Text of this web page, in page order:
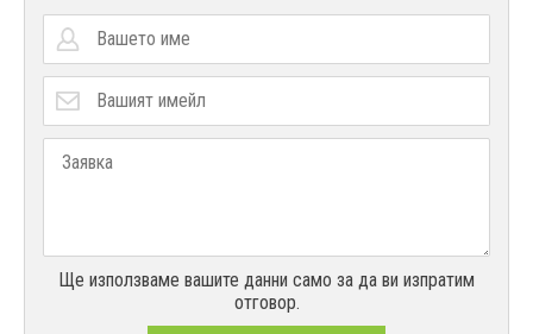
Ще използваме вашите данни само за да ви изпратим
отговор.